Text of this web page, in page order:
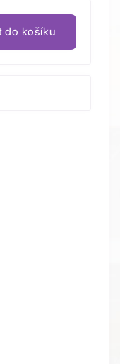
do košíku